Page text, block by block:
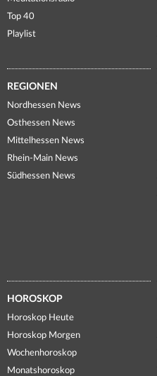
Top 40
Playlist
REGIONEN
Nordhessen News
Osthessen News
Mittelhessen News
Rhein-Main News
Südhessen News
HOROSKOP
Horoskop Heute
Horoskop Morgen
Wochenhoroskop
Monatshoroskop